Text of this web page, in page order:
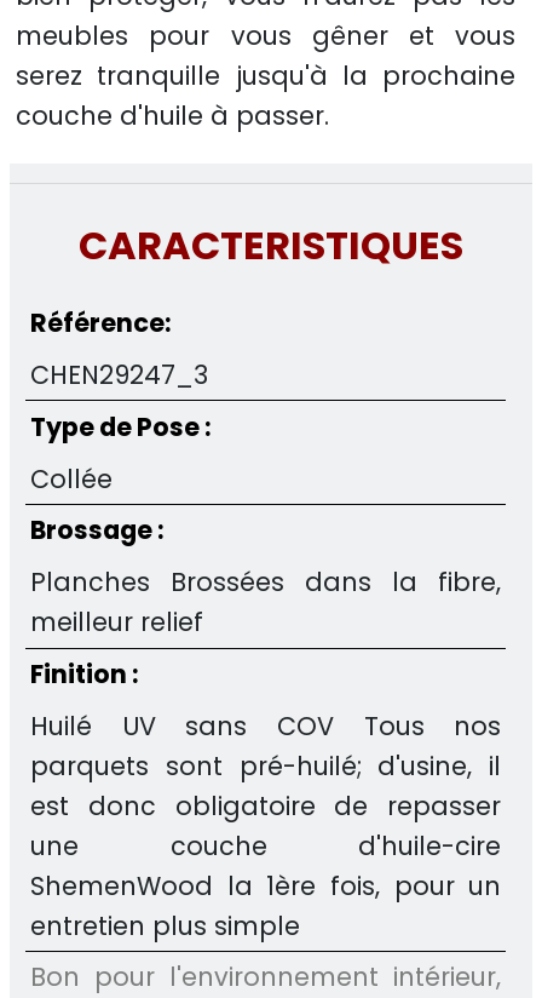
meubles pour vous gêner et vous
serez tranquille jusqu'à la prochaine
couche d'huile à passer.
CARACTERISTIQUES
Référence:
CHEN29247_3
Type de Pose :
Collée
Brossage :
Planches Brossées dans la fibre,
meilleur relief
Finition :
Huilé UV sans COV Tous nos
parquets sont pré-huilé; d'usine, il
est donc obligatoire de repasser
une couche d'huile-cire
ShemenWood la 1ère fois, pour un
entretien plus simple
Bon pour l'environnement intérieur,